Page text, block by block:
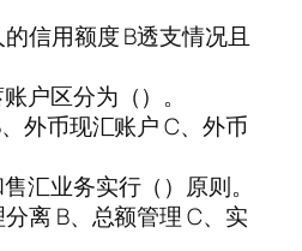
信用额度 B透支情况且
户区分为（）。
外币现汇账户 C、外币
汇业务实行（）原则。
离 B、总额管理 C、实